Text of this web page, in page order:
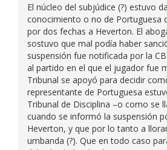
El núcleo del subjúdice (?) estuvo
conocimiento o no de Portuguesa
por dos fechas a Heverton. El
sostuvo que mal podía haber
suspensión fue notificada por la
al partido en el que el jugador fue
Tribunal se apoyó para decidir
representante de Portuguesa
Tribunal de Disciplina –o como se
cuando se informó la suspensión
Heverton, y que por lo tanto a
umbanda (?). Que en todo caso